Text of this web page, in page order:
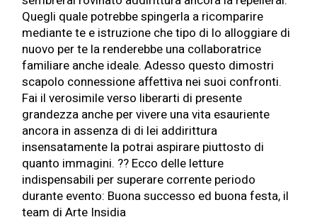
Quegli quale potrebbe spingerla a ricomparire
mediante te e istruzione che tipo di lo alloggiare di
nuovo per te la renderebbe una collaboratrice
familiare anche ideale. Adesso questo dimostri
scapolo connessione affettiva nei suoi confronti.
Fai il verosimile verso liberarti di presente
grandezza anche per vivere una vita esauriente
ancora in assenza di di lei addirittura
insensatamente la potrai aspirare piuttosto di
quanto immagini. ?? Ecco delle letture
indispensabili per superare corrente periodo
durante evento: Buona successo ed buona festa, il
team di Arte Insidia